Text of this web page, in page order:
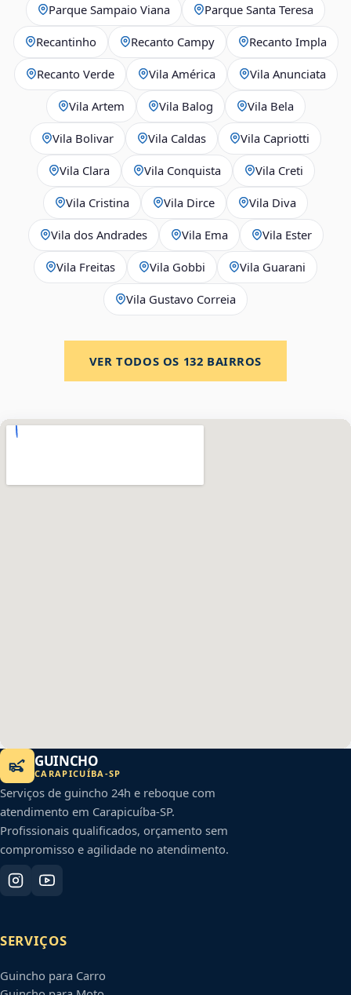
Parque Sampaio Viana Parque Santa Teresa
Recantinho Recanto Campy Recanto Impla
Recanto Verde Vila América Vila Anunciata
Vila Artem Vila Balog Vila Bela
Vila Bolivar Vila Caldas Vila Capriotti
Vila Clara Vila Conquista Vila Creti
Vila Cristina Vila Dirce Vila Diva
Vila dos Andrades Vila Ema Vila Ester
Vila Freitas Vila Gobbi Vila Guarani
Vila Gustavo Correia
VER TODOS OS 132 BAIRROS
GUINCHO
CARAPICUÍBA -SP
Serviços de guincho 24h e reboque com
atendimento em Carapicuíba-SP.
Profissionais qualificados, orçamento sem
compromisso e agilidade no atendimento.
SERVIÇOS
Guincho para Carro